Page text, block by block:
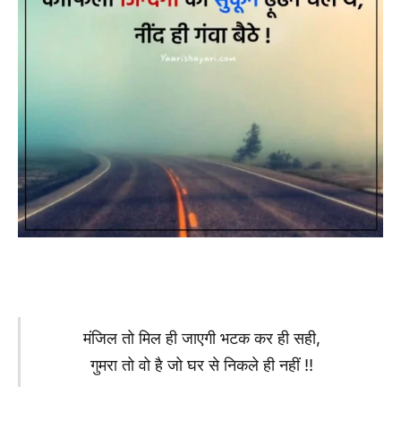
मंजिल तो मिल ही जाएगी भटक कर ही सही,
गुमरा तो वो है जो घर से निकले ही नहीं !!